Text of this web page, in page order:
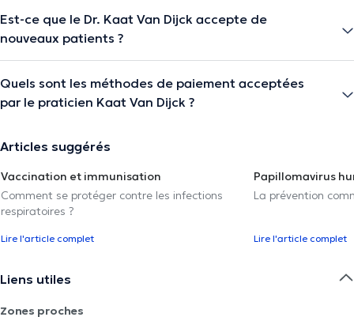
Est-ce que le Dr. Kaat Van Dijck accepte de
nouveaux patients ?
Quels sont les méthodes de paiement acceptées
par le praticien Kaat Van Dijck ?
Articles suggérés
Vaccination et immunisation
Comment se protéger contre les infections
respiratoires ?
Lire l'article complet
Papillomavirus
La prévention
Lire l'article complet
Liens utiles
Zones proches